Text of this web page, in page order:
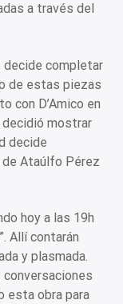
a través del
decide completar
de estas piezas
con D’Amico en
decidió mostrar
decide
de Ataúlfo Pérez
hoy a las 19h
Allí contarán
y plasmada.
esta obra para